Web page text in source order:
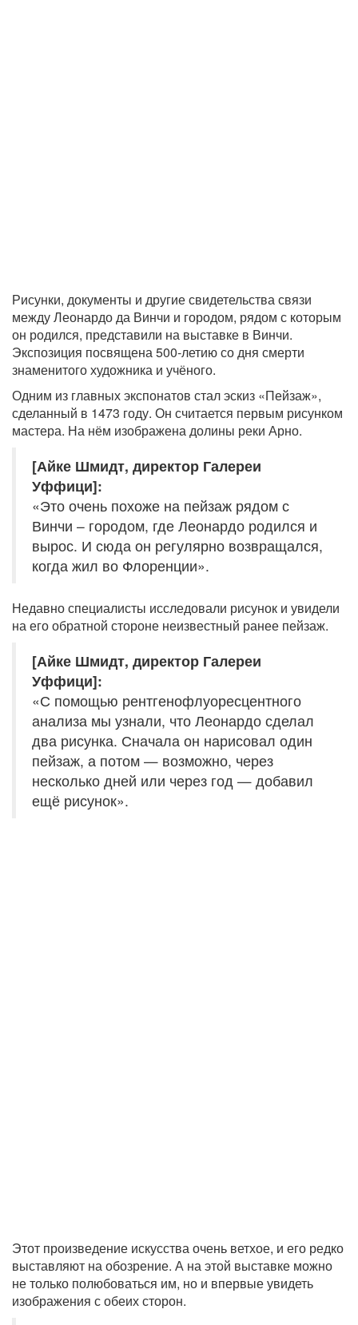
Рисунки, документы и другие свидетельства связи
между Леонардо да Винчи и городом, рядом с которым
он родился, представили на выставке в Винчи.
Экспозиция посвящена 500-летию со дня смерти
знаменитого художника и учёного.
Одним из главных экспонатов стал эскиз «Пейзаж»,
сделанный в 1473 году. Он считается первым рисунком
мастера. На нём изображена долины реки Арно.
[Айке Шмидт, директор Галереи
Уффици]:
«Это очень похоже на пейзаж рядом с
Винчи – городом, где Леонардо родился и
вырос. И сюда он регулярно возвращался,
когда жил во Флоренции».
Недавно специалисты исследовали рисунок и увидели
на его обратной стороне неизвестный ранее пейзаж.
[Айке Шмидт, директор Галереи
Уффици]:
«С помощью рентгенофлуоресцентного
анализа мы узнали, что Леонардо сделал
два рисунка. Сначала он нарисовал один
пейзаж, а потом — возможно, через
несколько дней или через год — добавил
ещё рисунок».
Этот произведение искусства очень ветхое, и его редко
выставляют на обозрение. А на этой выставке можно
не только полюбоваться им, но и впервые увидеть
изображения с обеих сторон.